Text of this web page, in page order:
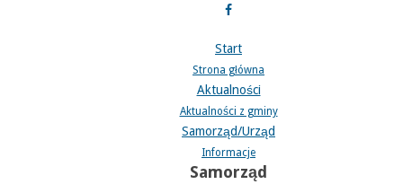
Start
Strona główna
Aktualności
Aktualności z gminy
Samorząd/Urząd
Informacje
Samorząd